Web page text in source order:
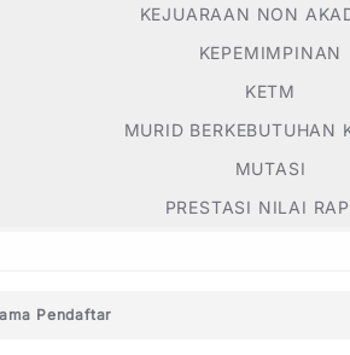
KEJUARAAN NON
KEPEMIMPINAN
KETM
MURID BERKEBUTUHAN
MUTASI
PRESTASI NILAI
Pendaftar